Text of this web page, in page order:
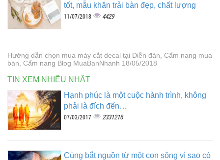
tốt, mẫu khăn trải bàn đẹp, chất lượng
11/07/2018 4429
Hướng dẫn chọn mua máy cắt decal tại Diễn đàn, Cẩm nang mua
bán, Cẩm nang Blog MuaBanNhanh 18/05/2018
TIN XEM NHIỀU NHẤT
Hạnh phúc là một cuộc hành trình, không
phải là đích đến…
07/03/2017 2331216
Cùng bắt nguồn từ một con sông vì sao có